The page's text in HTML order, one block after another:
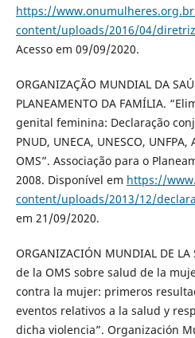
https://
content/uploads/2016/04/
Acesso em 09/09/2020.
ORGANIZAÇÃO MUNDIAL DA
PLANEAMENTO DA FAMÍLIA.
genital feminina: Declaração
PNUD, UNECA, UNESCO, UNFPA,
OMS”. Associação para o
2008. Disponível em https://
content/uploads/2013/12/
em 21/09/2020.
ORGANIZACIÓN MUNDIAL DE
de la OMS sobre salud de la
contra la mujer: primeros
eventos relativos a la salud y
dicha violencia”. Organización